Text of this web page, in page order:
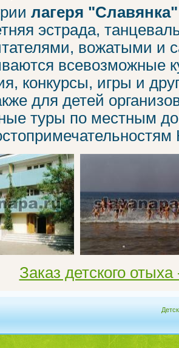
лагеря "Славянка"
эстрада,
вожатыми и
всевозможные
конкурсы, игры и
для детей
туры по местным
Заказ детского